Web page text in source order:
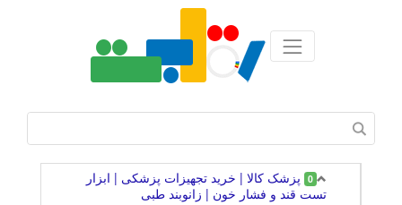
0 پزشک کالا | خرید تجهیزات پزشکی | ابزار
تست قند و فشار خون | زانوبند طبی